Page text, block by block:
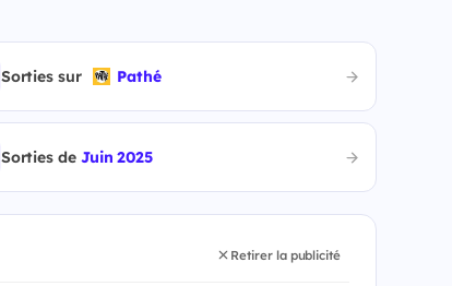
Sorties sur Pathé
Sorties de Juin 2025
Retirer la publicité